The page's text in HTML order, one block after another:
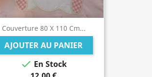
Couverture 80 X 110 Cm...
AJOUTER AU PANIER
 En Stock